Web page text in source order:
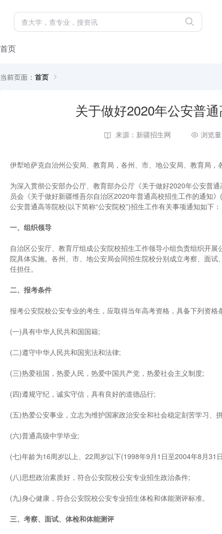
首页
当前页面： 首页
关于做好2020年公安普
来源：新疆招生网 浏览
伊犁哈萨克自治州公安局、教育局，各州、市、地公安局、教育局，
为深入贯彻公安部办公厅、教育部办公厅《关于做好2020年公安普
员会《关于做好新疆维吾尔自治区2020年普通高校招生工作的通知
公安普通高等院校(以下简称“公安院校”)招生工作有关事项通知如下：
一、组织领导
自治区公安厅、教育厅组成公安院校招生工作领导小组负责组织开
院具体实施。各州、市、地公安局会同招生院校分别成立考察、面
任担任。
二、报考条件
报考公安院校公安专业的考生，应取得当年高考资格，具备下列资格
(一)具有中华人民共和国国籍;
(二)遵守中华人民共和国宪法和法律;
(三)热爱祖国，热爱人民，热爱中国共产党，热爱社会主义制度;
(四)遵规守纪，诚实守信，具有良好的道德品行;
(五)热爱公安事业，立志为维护国家政治安全和社会稳定刻苦学习、
(六)普通高级中学毕业;
(七)年龄为16周岁以上、22周岁以下(1998年9月1日至2004年8月31
(八)思想政治素质好，符合公安院校公安专业招生政治条件;
(九)身心健康，符合公安院校公安专业招生体检和体能测评标准。
三、考察、面试、体检和体能测评